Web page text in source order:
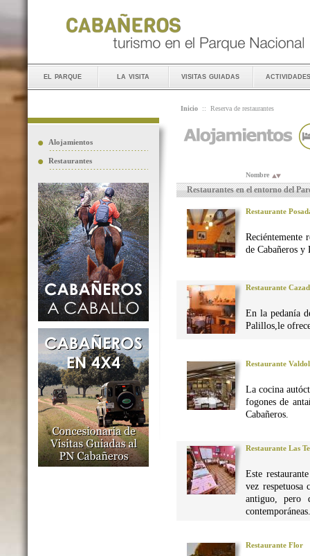
el parque la visita visitas guiadas actividades
Alojamientos
Restaurantes
Inicio :: Reserva de restaurantes
Nombre
Restaurantes en el entorno del
Restaurante
Reciéntemente
de Cabañeros y
Restaurante
En la pedanía
Palillos,le
Restaurante
La cocina
fogones de
Cabañeros.
Restaurante Las
Este
vez
antiguo, pero
contemporáneas.
Restaurante Flor